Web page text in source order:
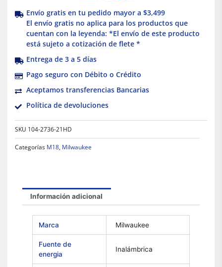
Envío gratis en tu pedido mayor a $3,499
El envío gratis no aplica para los productos que
cuentan con la leyenda: *El envío de este producto
está sujeto a cotización de flete *
Entrega de 3 a 5 días
Pago seguro con Débito o Crédito
Aceptamos transferencias Bancarias
Política de devoluciones
SKU 104-2736-21HD
Categorías M18, Milwaukee
Información adicional
Marca Milwaukee
Fuente de
energia
Inalámbrica